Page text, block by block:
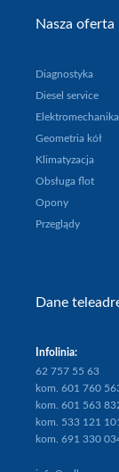
Na
Oferta
Auto
zastępcze
Floty
Referencje
Promocje
Praca
SOM
Nasza oferta
Diagnostyka
Diesel service
Elektromechanika
Geometria kół
Klimatyzacja
Obsługa flot
Opony
Przeglądy
Dane
Infolinia:
62 757 55 63
kom. 601 760
kom. 601 563
kom. 533 121 101
kom. 691 330